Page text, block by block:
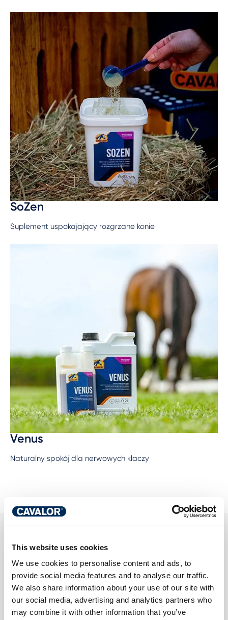
This website uses cookies
We use cookies to personalise content and ads, to
provide social media features and to analyse our traffic.
We also share information about your use of our site with
our social media, advertising and analytics partners who
may combine it with other information that you’ve
SoZen
Suplement uspokajający rozgrzane konie
Venus
Naturalny spokój dla nerwowych klaczy
PRZECZYTAJ
WIĘCEJ O
ZDROWIU OD
WEWNĄTRZ I
Wszystkie
artykuły